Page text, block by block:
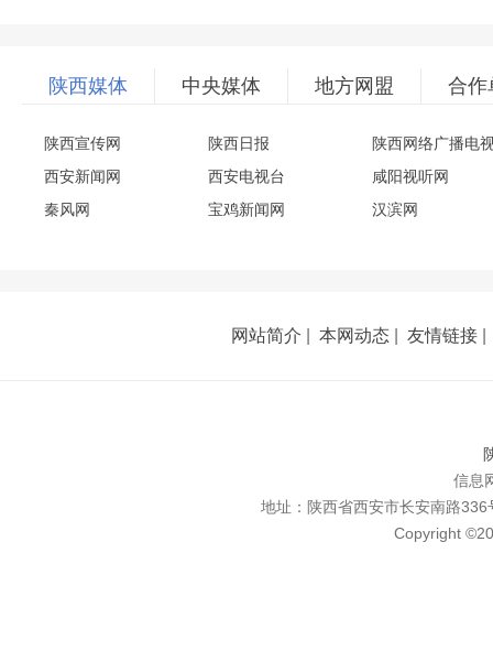
陕西媒体 中央媒体 地方网盟 合作
陕西宣传网 陕西日报
陕西网络广播电
西安新闻网
西安电视台
咸阳视听网
秦风网
宝鸡新闻网 汉滨网
网站简介 本网动态 友情链接
信息
地址：陕西省西安市长安南路
Copyright